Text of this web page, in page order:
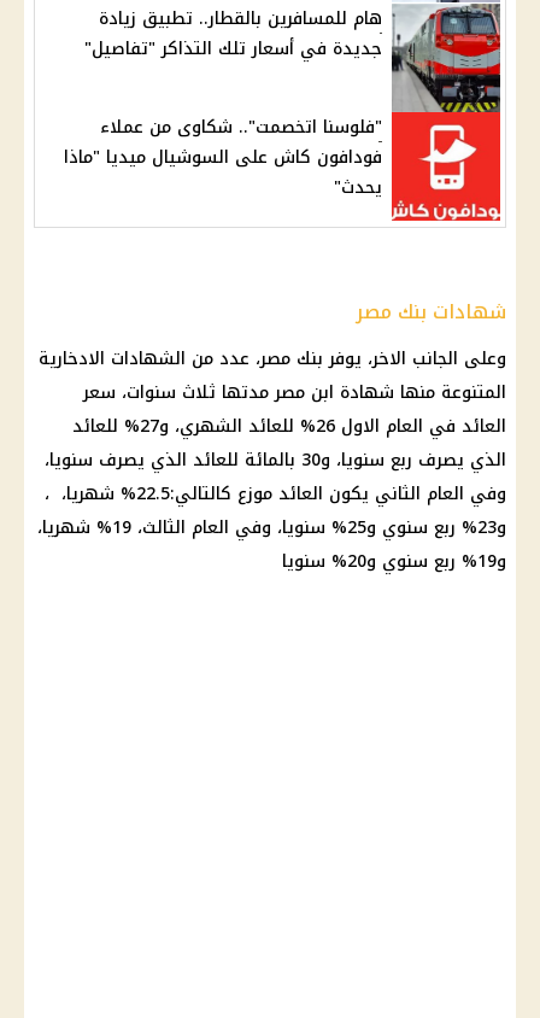
هام للمسافرين بالقطار.. تطبيق زيادة
جديدة في أسعار تلك التذاكر "تفاصيل"
"فلوسنا اتخصمت".. شكاوى من عملاء
فودافون كاش على السوشيال ميديا "ماذا
يحدث"
شهادات بنك مصر
وعلى الجانب الاخر، يوفربنك مصر، عدد من الشهادات الادخارية
المتنوعة منها شهادة ابن مصرمدتها ثلاث سنوات، سعر
العائد
في العام الاول 26% للعائد الشهري، و27% للعائد
الذي يصرف ربع سنويا، و30 بالمائة للعائد الذي يصرف سنويا،
وفي العام الثاني يكون العائد
موزع كالتالي:22.5% شهريا، ،
و23% ربع سنوي و25% سنويا، وفي العام الثالث، 19% شهريا،
و19% ربع سنوي و20% سنويا